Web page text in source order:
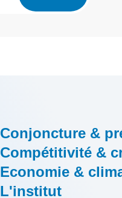
Conjoncture &
Compétitivité &
Economie &
L'institut